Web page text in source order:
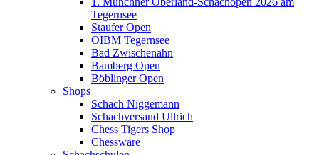
Tegernsee
Staufer Open
OIBM Tegernsee
Bad Zwischenahn
Bamberg Open
Böblinger Open
Shops
Schach Niggemann
Schachversand Ullrich
Chess Tigers Shop
Chessware